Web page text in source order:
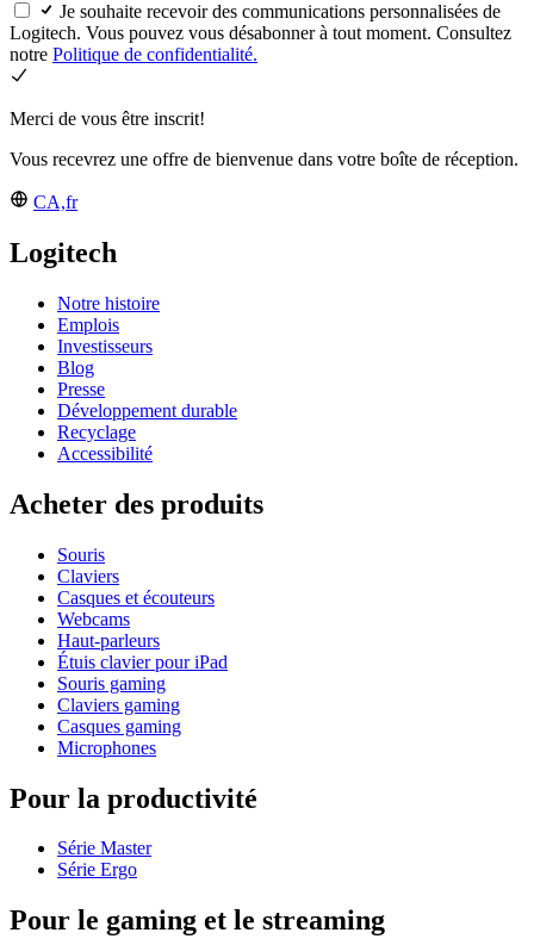
Je souhaite recevoir des communications personnalisées de
Logitech. Vous pouvez vous désabonner à tout moment. Consultez
notre Politique de confidentialité.
Merci de vous être inscrit!
Vous recevrez une offre de bienvenue dans votre boîte de réception.
CA,fr
Logitech
Notre histoire
Emplois
Investisseurs
Blog
Presse
Développement durable
Recyclage
Accessibilité
Acheter des produits
Souris
Claviers
Casques et écouteurs
Webcams
Haut-parleurs
Étuis clavier pour iPad
Souris gaming
Claviers gaming
Casques gaming
Microphones
Pour la productivité
Série Master
Série Ergo
Pour le gaming et le streaming